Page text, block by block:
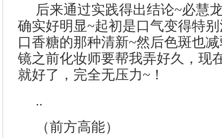
后来通过实践得出结论~必慧
确实好明显~起初是口气变得特
口香糖的那种清新~然后色斑也
镜之前化妆师要帮我弄好久，现
就好了，完全无压力~！
..
（前方高能）